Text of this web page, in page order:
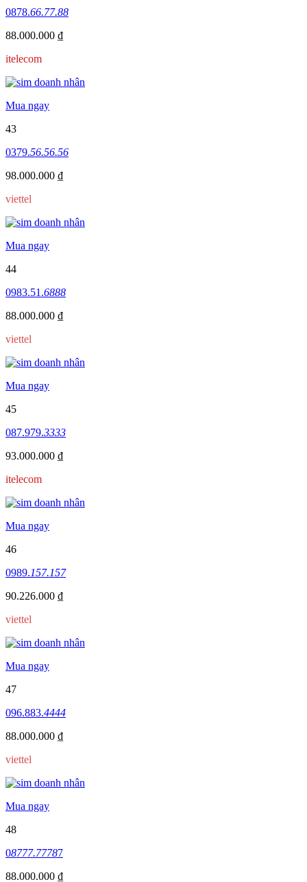
0878.66.77.88
88.000.000 ₫
itelecom
Mua ngay
43
0379.56.56.56
98.000.000 ₫
viettel
Mua ngay
44
0983.51.6888
88.000.000 ₫
viettel
Mua ngay
45
087.979.3333
93.000.000 ₫
itelecom
Mua ngay
46
0989.157.157
90.226.000 ₫
viettel
Mua ngay
47
096.883.4444
88.000.000 ₫
viettel
Mua ngay
48
08777.77787
88.000.000 ₫